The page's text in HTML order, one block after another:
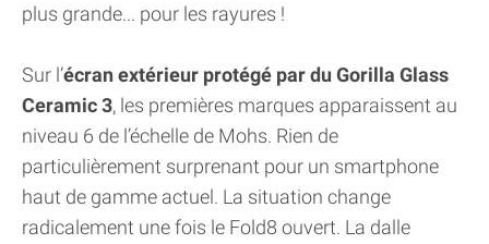
plus grande... pour les rayures !
Sur l’écran extérieur protégé par du Gorilla Glass
Ceramic 3, les premières marques apparaissent au
niveau 6 de l’échelle de Mohs. Rien de
particulièrement surprenant pour un smartphone
haut de gamme actuel. La situation change
radicalement une fois le Fold8 ouvert. La dalle